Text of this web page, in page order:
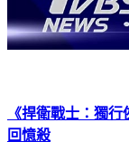
《捍衛戰士：獨
回憶殺